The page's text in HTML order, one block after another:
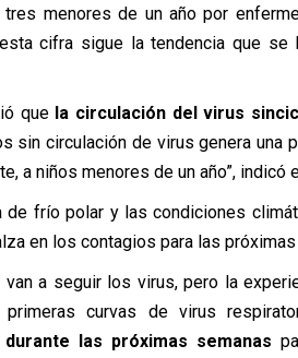
menores de un año por
cifra sigue la tendencia que
que la circulación del virus
sin circulación de virus genera
a niños menores de un año”, indicó
de frío polar y las condiciones
en los contagios para las
a seguir los virus, pero la
curvas de virus
las próximas semanas